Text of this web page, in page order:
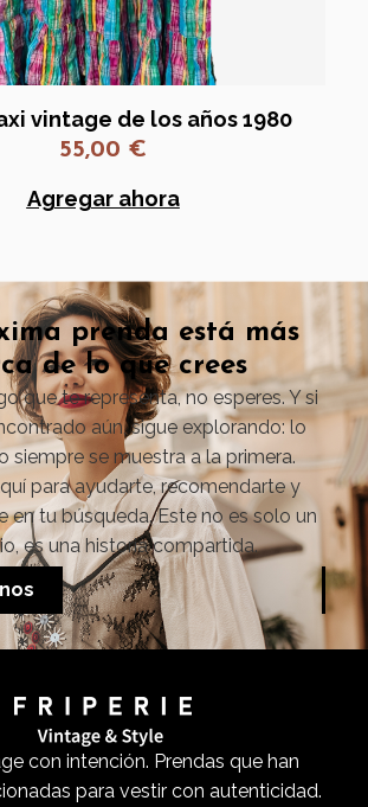
vintage de los años 1980
55,00 €
Agregar ahora
prenda está más
de lo que crees
que te representa, no esperes. Y si
aún, sigue explorando: lo
siempre se muestra a la primera.
para ayudarte, recomendarte y
en tu búsqueda. Este no es solo un
es una historia compartida.
con intención. Prendas que han
para vestir con autenticidad.